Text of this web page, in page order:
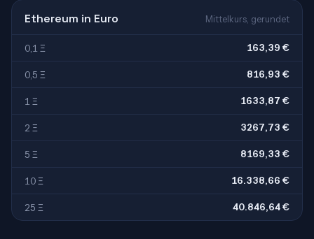
Ethereum in Euro Mittelkurs, gerundet
0,1 Ξ 163,39 €
0,5 Ξ 816,93 €
1 Ξ 1633,87 €
2 Ξ 3267,73 €
5 Ξ 8169,33 €
10 Ξ 16.338,66 €
25 Ξ 40.846,64 €